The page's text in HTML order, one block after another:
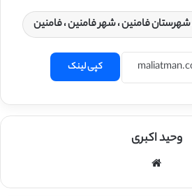
فامنین ، شهر فامنین ، فامنین
کپی لینک
وحید اکبری